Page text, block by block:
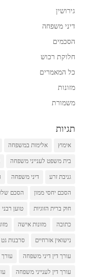
גירושין
דיני משפחה
הסכמים
חלוקת רכוש
כל המאמרים
מזונות
משמורת
תגיות
אימוץ אלימות במשפחה
בית משפט לענייני משפחה
גניבת זרע דיני משפחה
הסכם יחסי ממון הסכם
חוק ברית הזוגיות טוען רבני
כתובה מזונות אישה
נישואין אזרחיים סרבנות גט
עורך דין דיני משפחה עורך
עורך דין לענייני משפחה